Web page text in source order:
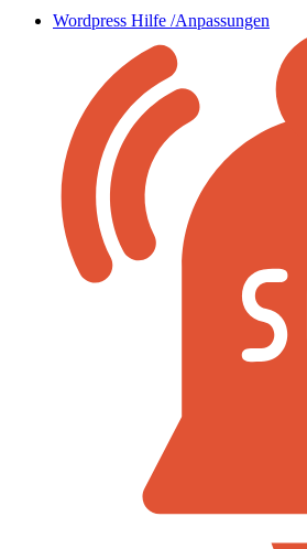
Wordpress Hilfe /Anpassungen